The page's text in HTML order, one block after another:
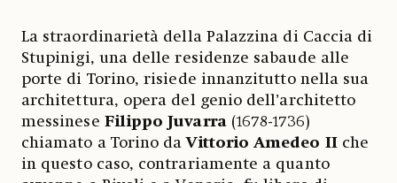
La straordinarietà della Palazzina di Caccia di
Stupinigi, una delle residenze sabaude alle
porte di Torino, risiede innanzitutto nella sua
architettura, opera del genio dell’architetto
messinese Filippo Juvarra(1678-1736)
chiamato a Torino daVittorio Amedeo IIche
in questo caso, contrariamente a quanto